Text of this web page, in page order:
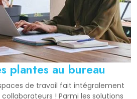
plantes au bureau
de travail fait intégralement
! Parmi les solutions